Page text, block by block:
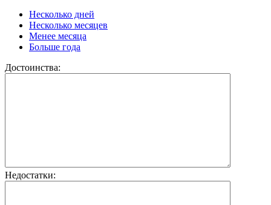
Несколько дней
Несколько месяцев
Менее месяца
Больше года
Достоинства:
Недостатки: